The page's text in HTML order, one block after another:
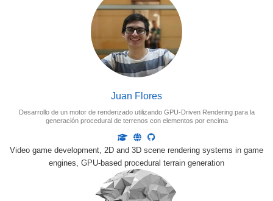
Juan Flores
Desarrollo de un motor de renderizado utilizando GPU-Driven Rendering para la
generación procedural de terrenos con elementos por encima
Video game development, 2D and 3D scene rendering systems in game
engines, GPU-based procedural terrain generation